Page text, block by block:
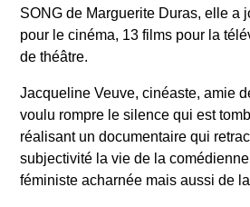
SONG de Marguerite Duras, elle a
pour le cinéma, 13 films pour la
de théâtre.
Jacqueline Veuve, cinéaste, amie
voulu rompre le silence qui est
réalisant un documentaire qui
subjectivité la vie de la
féministe acharnée mais aussi de